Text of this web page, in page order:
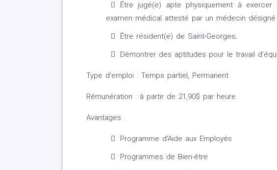
Être jugé(e) apte physiquement à
examen médical attesté par un médecin
Être résident(e) de Saint-Georges;
Démontrer des aptitudes pour le travail
Type d'emploi : Temps partiel, Permanent
Rémunération : à partir de 21,90$ par heure
Avantages :
Programme d'Aide aux Employés
Programmes de Bien-être